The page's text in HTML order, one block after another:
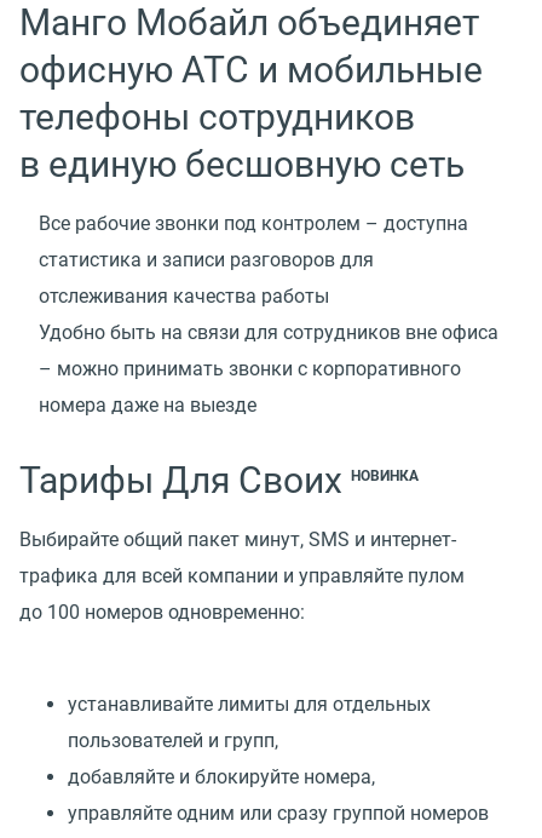
Манго Мобайл объединяет
офисную АТС и мобильные
телефоны сотрудников
в единую бесшовную сеть
Все рабочие звонки под контролем – доступна
статистика и записи разговоров для
отслеживания качества работы
Удобно быть на связи для сотрудников вне офиса
– можно принимать звонки с корпоративного
номера даже на выезде
Тарифы Для Своих НОВИНКА
Выбирайте общий пакет минут, SMS и интернет-
трафика для всей компании и управляйте пулом
до 100 номеров одновременно:
устанавливайте лимиты для отдельных
пользователей и групп,
добавляйте и блокируйте номера,
управляйте одним или сразу группой номеров